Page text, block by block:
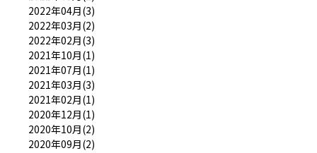
2022年04月(3)
2022年03月(2)
2022年02月(3)
2021年10月(1)
2021年07月(1)
2021年03月(3)
2021年02月(1)
2020年12月(1)
2020年10月(2)
2020年09月(2)